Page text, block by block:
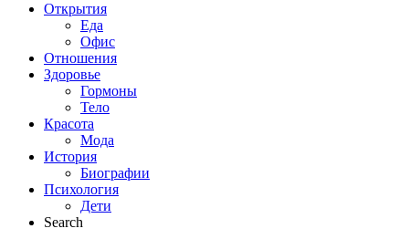
Открытия
Еда
Офис
Отношения
Здоровье
Гормоны
Тело
Красота
Мода
История
Биографии
Психология
Дети
Search